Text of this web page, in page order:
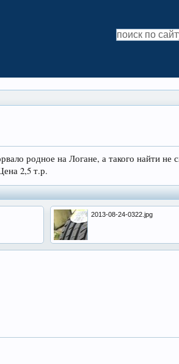
родное на Логане, а такого найти
2,5 т.р.
2013-08-24-0322.jpg